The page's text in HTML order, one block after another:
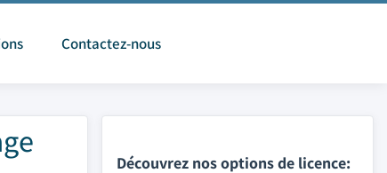
Contactez-nous
Découvrez nos options de licence: